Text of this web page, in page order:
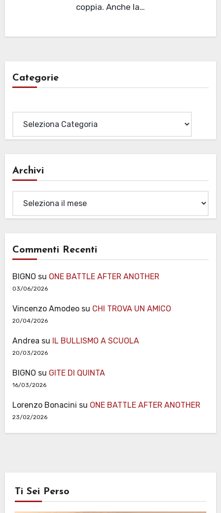
coppia. Anche la…
Categorie
Archivi
Commenti Recenti
BIGNO su ONE BATTLE AFTER ANOTHER
03/06/2026
Vincenzo Amodeosu CHI TROVA UN AMICO
20/04/2026
Andrea su IL BULLISMO A SCUOLA
20/03/2026
BIGNO su GITE DI QUINTA
16/03/2026
Lorenzo Bonacini su ONE BATTLE AFTER ANOTHER
23/02/2026
Ti Sei Perso